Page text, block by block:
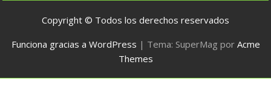
Copyright © Todos los derechos reservados
Funciona gracias a WordPress | Tema: SuperMag por Acme
Themes